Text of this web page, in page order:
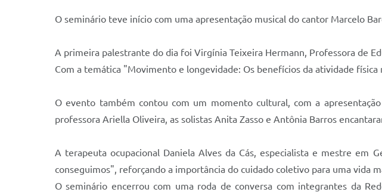
O seminário teve início com uma apresentação musical do cantor Marcelo
A primeira palestrante do dia foi Virgínia Teixeira Hermann, Professora de
Com a temática "Movimento e longevidade: Os benefícios da atividade
O evento também contou com um momento cultural, com a
professora Ariella Oliveira, as solistas Anita Zasso e Antônia Barros
A terapeuta ocupacional Daniela Alves da Cás, especialista e mestre em
conseguimos", reforçando a importância do cuidado coletivo para uma vida
O seminário encerrou com uma roda de conversa com integrantes da